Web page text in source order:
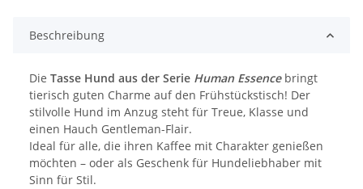
Beschreibung
Die Tasse Hund aus der Serie Human Essencebringt
tierisch guten Charme auf den Frühstückstisch! Der
stilvolle Hund im Anzug steht für Treue, Klasse und
einen Hauch Gentleman-Flair.
Ideal für alle, die ihren Kaffee mit Charakter genießen
möchten – oder als Geschenk für Hundeliebhaber mit
Sinn für Stil.